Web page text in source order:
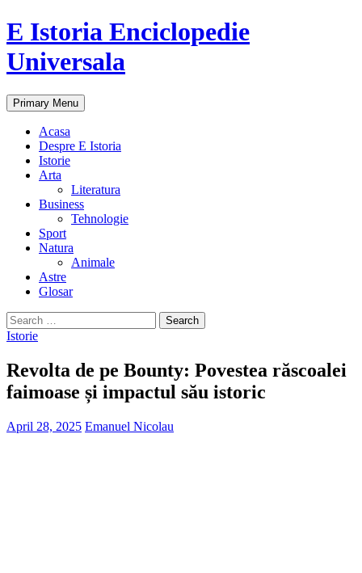
E Istoria Enciclopedie
Universala
Search
Primary Menu Skip
to
Acasa
Despre E Istoria
Istorie
Arta
Literatura
Business
Tehnologie
Sport
Natura
Animale
Astre
Glosar
Search
for:
Istorie
Revolta de pe Bounty: Povestea răscoalei
faimoase și impactul său istoric
April 28, 2025 Emanuel Nicolau